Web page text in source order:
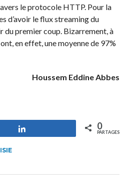
le protocole HTTP. Pour la
d’avoir le flux streaming du
du premier coup. Bizarrement, à
en effet, une moyenne de 97%
Houssem Eddine Abbes
0
PARTAGES